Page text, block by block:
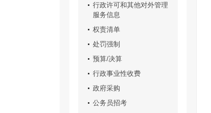
行政许可和其他对外管理
服务信息
权责清单
处罚强制
预算/决算
行政事业性收费
政府采购
公务员招考